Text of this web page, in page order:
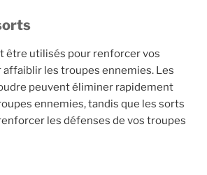
être utilisés pour renforcer vos
les troupes ennemies. Les
peuvent éliminer rapidement
ennemies, tandis que les sorts
les défenses de vos troupes